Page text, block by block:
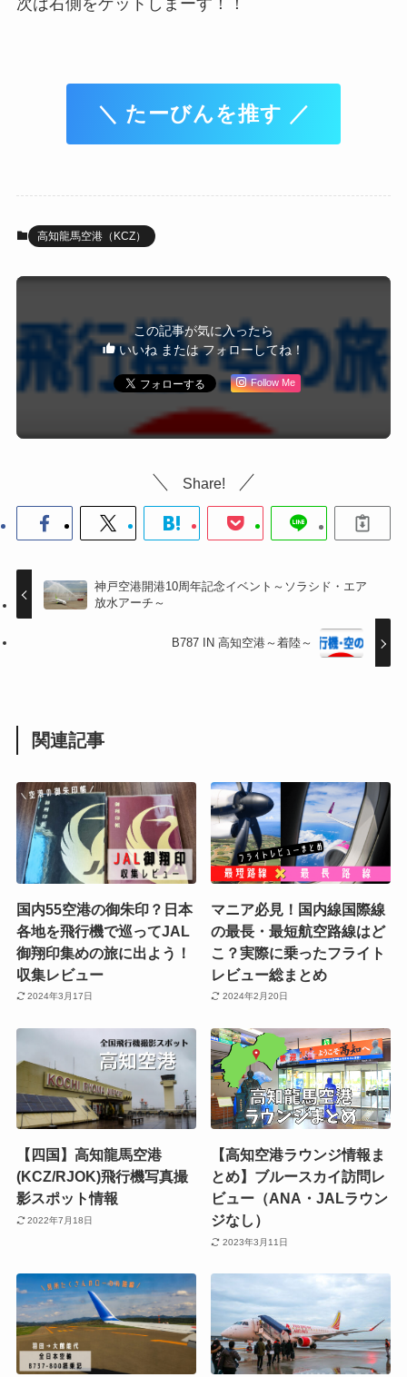
次は右側をゲットしまーす！！
＼ たーびんを推す ／
高知龍馬空港（KCZ）
この記事が気に入ったら
いいね または フォローしてね！
Follow Me
Share!
神戸空港開港10周年記念イベント～ソラシド・エア
放水アーチ～
B787 IN 高知空港～着陸～
関連記事
国内55空港の御朱印？日本
各地を飛行機で巡ってJAL
御翔印集めの旅に出よう！
収集レビュー
2024年3月17日
マニア必見！国内線国際線
の最長・最短航空路線はど
こ？実際に乗ったフライト
レビュー総まとめ
2024年2月20日
【四国】高知龍馬空港
(KCZ/RJOK)飛行機写真撮
影スポット情報
2022年7月18日
【高知空港ラウンジ情報ま
とめ】ブルースカイ訪問レ
ビュー（ANA・JALラウン
ジなし）
2023年3月11日